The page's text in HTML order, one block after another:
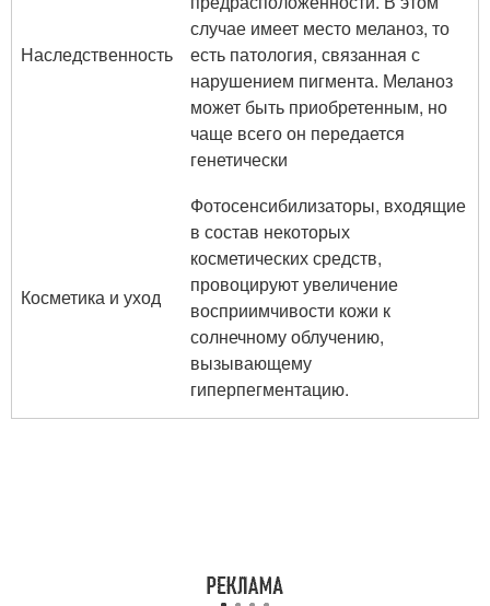
Наследственность
случае имеет место меланоз, то
есть патология, связанная с
нарушением пигмента. Меланоз
может быть приобретенным, но
чаще всего он передается
генетически
Косметика и уход
Фотосенсибилизаторы, входящие
в состав некоторых
косметических средств,
провоцируют увеличение
восприимчивости кожи к
солнечному облучению,
вызывающему
гиперпегментацию.